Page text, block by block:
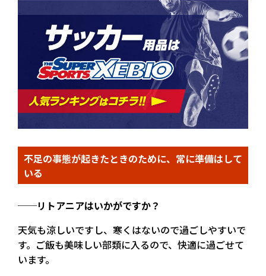
不足の事態が起きたときのために、常に準備はして
いる
──リトアニアはいかがですか？
天気も涼しいですし、寒くはないので過ごしやすいで
す。ご飯も美味しい部類に入るので、快適に過ごせて
います。